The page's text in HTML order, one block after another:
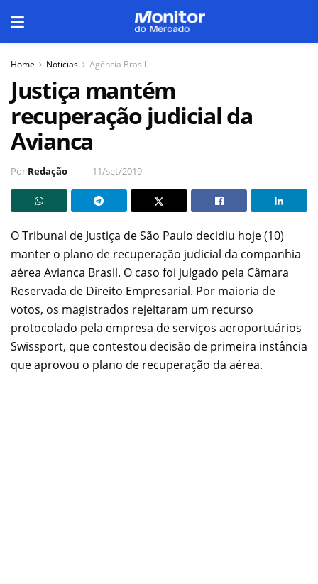
Home Notícias Agência Brasil
Justiça mantém
recuperação judicial da
Avianca
Por Redação 11/set/2019
O Tribunal de Justiça de São Paulo decidiu hoje (10)
manter o plano de recuperação judicial da companhia
aérea Avianca Brasil. O caso foi julgado pela Câmara
Reservada de Direito Empresarial. Por maioria de
votos, os magistrados rejeitaram um recurso
protocolado pela empresa de serviços aeroportuários
Swissport, que contestou decisão de primeira instância
que aprovou o plano de recuperação da aérea.